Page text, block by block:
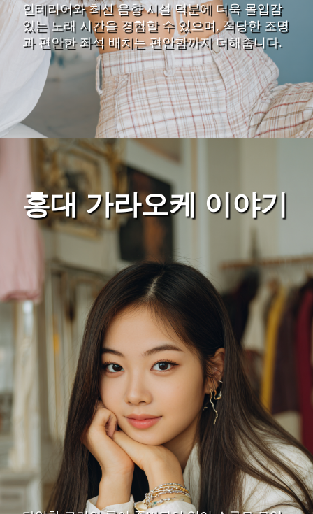
인테리어와 최신 음향 시설 덕분에 더욱 몰입감
있는 노래 시간을 경험할 수 있으며, 적당한 조명
과 편안한 좌석 배치는 편안함까지 더해줍니다.
홍대 가라오케 이야기